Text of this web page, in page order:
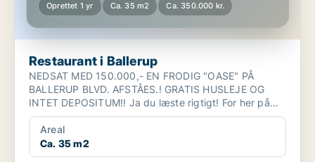
Oprettet 1 yr Ca. 35 m2 Ca. 350.000 kr.
Restaurant i Ballerup
NEDSAT MED 150.000,- EN FRODIG "OASE" PÅ
BALLERUP BLVD. AFSTÅES.! GRATIS HUSLEJE OG
INTET DEPOSITUM!! Ja du læste rigtigt! For her på
Ballerup Blvd. 8...
Areal
Ca. 35 m2